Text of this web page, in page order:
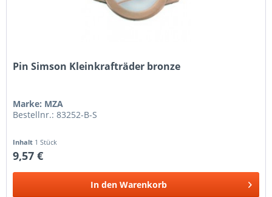
Pin Simson Kleinkrafträder bronze
Marke: MZA
Bestellnr.: 83252-B-S
Inhalt 1 Stück
9,57 €
In den Warenkorb